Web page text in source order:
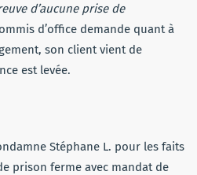
d’aucune prise de
d’office demande quant à
son client vient de
est levée.
Stéphane L. pour les faits
prison ferme avec mandat de